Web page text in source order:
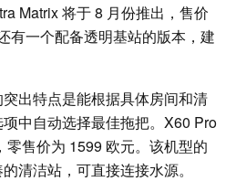
Matrix 将于 8 月份推出，售价
有一个配备透明基站的版本，建
出特点是能根据具体房间和清
中自动选择最佳拖把。X60 Pro
零售价为 1599 欧元。该机型的
清洁站，可直接连接水源。